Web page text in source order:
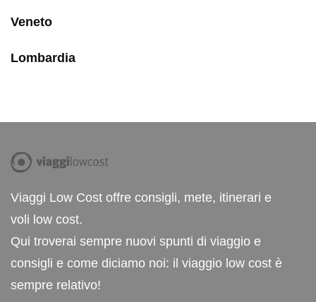
Veneto
Lombardia
Viaggi Low Cost offre consigli, mete, itinerari e
voli low cost.
Qui troverai sempre nuovi spunti di viaggio e
consigli e come diciamo noi: il viaggio low cost è
sempre relativo!